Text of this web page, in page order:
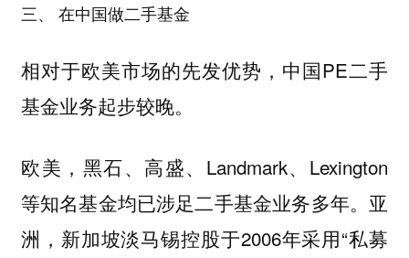
三、 在中国做二手基金
相对于欧美市场的先发优势，中国PE二手
基金业务起步较晚。
欧美，黑石、高盛、Landmark、Lexington
等知名基金均已涉足二手基金业务多年。亚
洲，新加坡淡马锡控股于2006年采用“私募